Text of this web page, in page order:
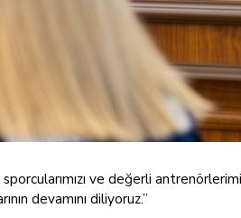
sporcularımızı ve değerli
devamını diliyoruz.”